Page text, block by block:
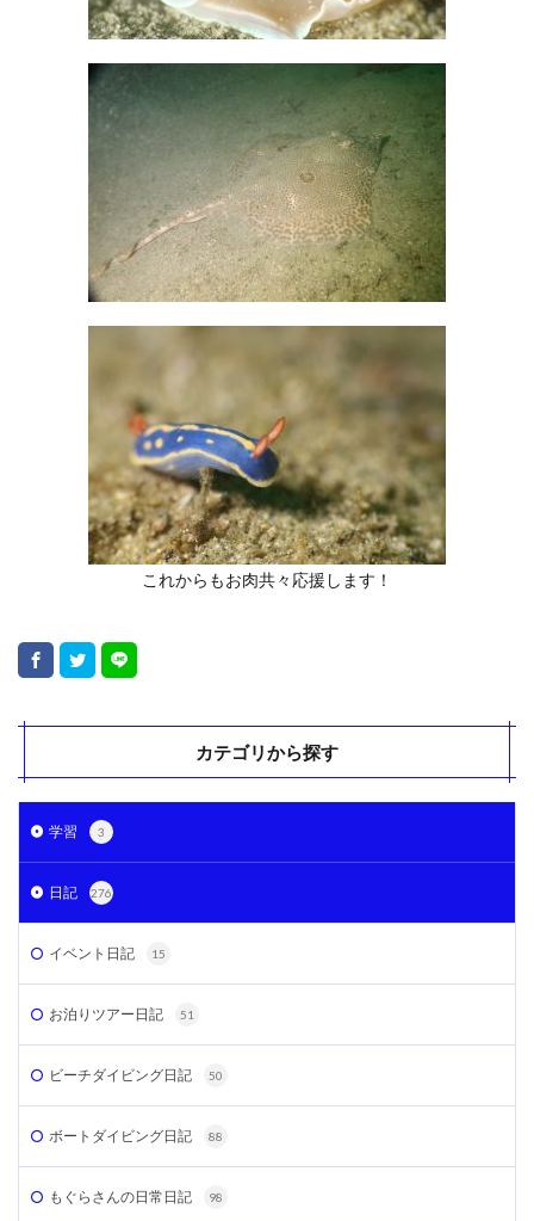
これからもお肉共々応援します！
カテゴリから探す
学習 3
日記 276
イベント日記 15
お泊りツアー日記 51
ビーチダイビング日記 50
ボートダイビング日記 88
もぐらさんの日常日記 98